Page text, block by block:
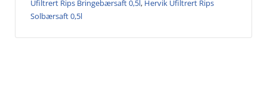
Ufiltrert Rips Bringebærsaft 0,5l, Hervik Ufiltrert Rips
Solbærsaft 0,5l